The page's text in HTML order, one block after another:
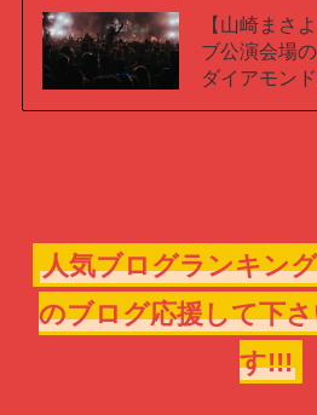
【山崎まさ
ブ公演会場
ダイアモンド
人気ブログランキン
のブログ応援して下
す!!!